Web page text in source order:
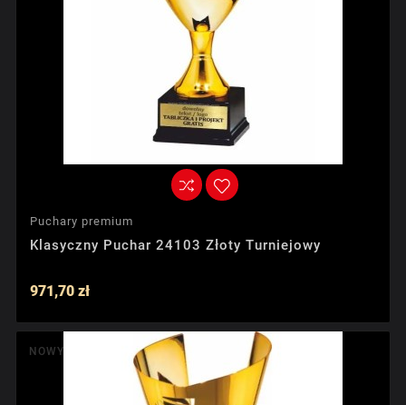
Puchary premium
Klasyczny Puchar 24103 Złoty Turniejowy
971,70 zł
NOWY